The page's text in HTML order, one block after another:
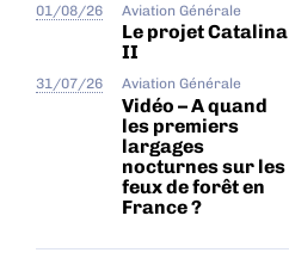
01/08/26 Aviation Générale
Le projet Catalina
II
31/07/26 Aviation Générale
Vidéo – A quand
les premiers
largages
nocturnes sur les
feux de forêt en
France ?